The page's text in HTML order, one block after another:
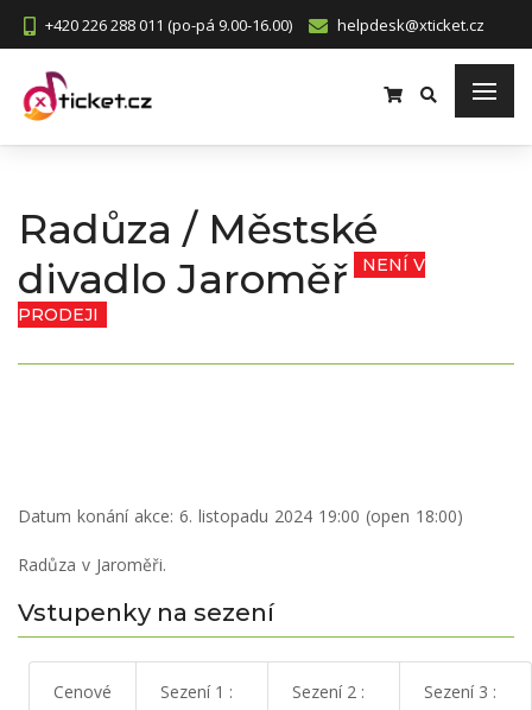
+420 226 288 011 (po-pá 9.00-16.00) helpdesk@xticket.cz
Radůza / Městské
divadlo Jaroměř
NENÍ V
PRODEJI
Datum konání akce: 6. listopadu 2024 19:00 (open 18:00)
Radůza v Jaroměři.
Vstupenky na sezení
Cenové
Sezení 1 :
Sezení 2 :
Sezení 3 :